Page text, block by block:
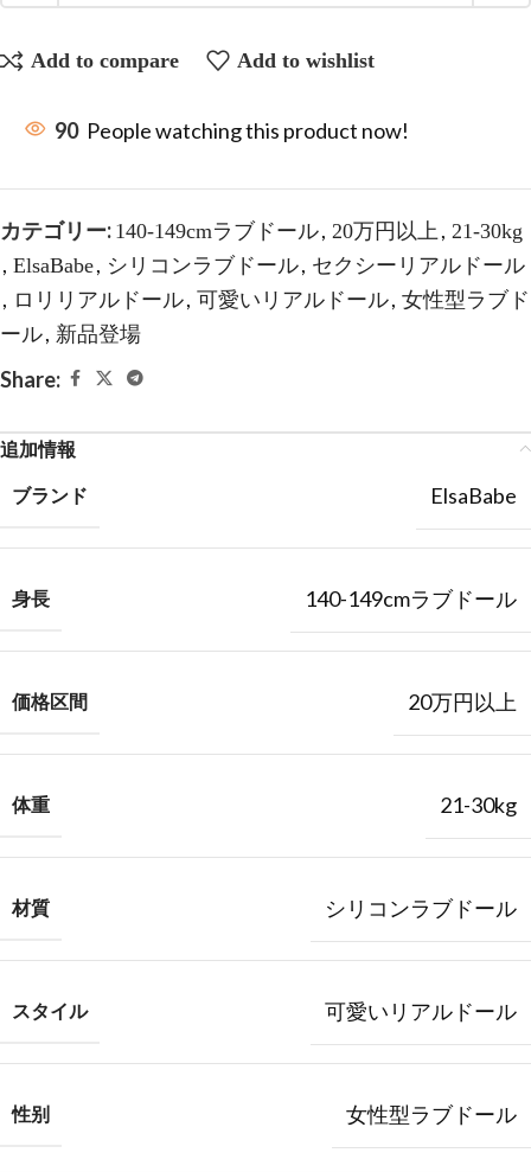
Add to compare Add to wishlist
90 People watching this product now!
カテゴリー: 140-149cmラブドール, 20万円以上 , 21-30kg
, ElsaBabe, シリコンラブドール, セクシーリアルドール
, ロリリアルドール, 可愛いリアルドール, 女性型ラブド
ール, 新品登場
Share:
追加情報
ブランド ElsaBabe
身長 140-149cmラブドール
価格区間 20万円以上
体重 21-30kg
材質 シリコンラブドール
スタイル 可愛いリアルドール
性别 女性型ラブドール